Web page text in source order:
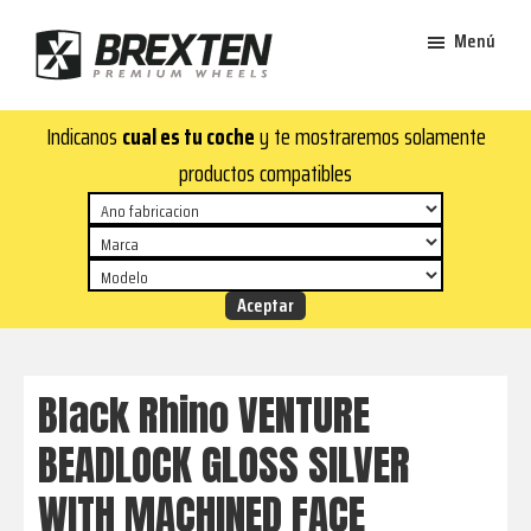
contenido
principal
de
página
Brexten
aluminio
premium
¡En
Brexten.com
encontrarás
aluminio
top!
y
estilo
para
tu
Menú
Indicanos cual es tu cochey te mostraremos solamente
productos compatibles
Black Rhino VENTURE
BEADLOCK GLOSS SILVER
WITH MACHINED FACE